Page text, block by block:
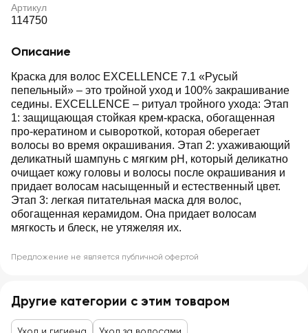
Артикул
114750
Описание
Краска для волос EXCELLENCE 7.1 «Русый
пепельный» – это тройной уход и 100% закрашивание
седины. EXCELLENCE – ритуал тройного ухода: Этап
1: защищающая стойкая крем-краска, обогащенная
про-кератином и сывороткой, которая оберегает
волосы во время окрашивания. Этап 2: ухаживающий
деликатный шампунь с мягким pH, который деликатно
очищает кожу головы и волосы после окрашивания и
придает волосам насыщенный и естественный цвет.
Этап 3: легкая питательная маска для волос,
обогащенная керамидом. Она придает волосам
мягкость и блеск, не утяжеляя их.
Предложение не является публичной офертой
Другие категории с этим товаром